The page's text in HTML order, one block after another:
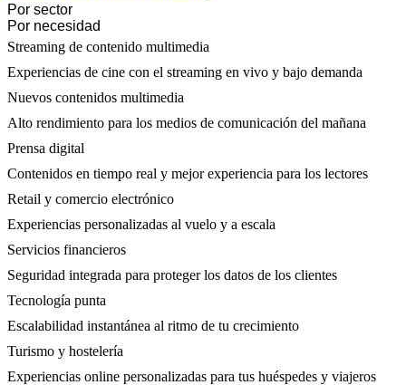
Por sector
Por necesidad
Streaming de contenido multimedia
Experiencias de cine con el streaming en vivo y bajo demanda
Nuevos contenidos multimedia
Alto rendimiento para los medios de comunicación del mañana
Prensa digital
Contenidos en tiempo real y mejor experiencia para los lectores
Retail y comercio electrónico
Experiencias personalizadas al vuelo y a escala
Servicios financieros
Seguridad integrada para proteger los datos de los clientes
Tecnología punta
Escalabilidad instantánea al ritmo de tu crecimiento
Turismo y hostelería
Experiencias online personalizadas para tus huéspedes y viajeros